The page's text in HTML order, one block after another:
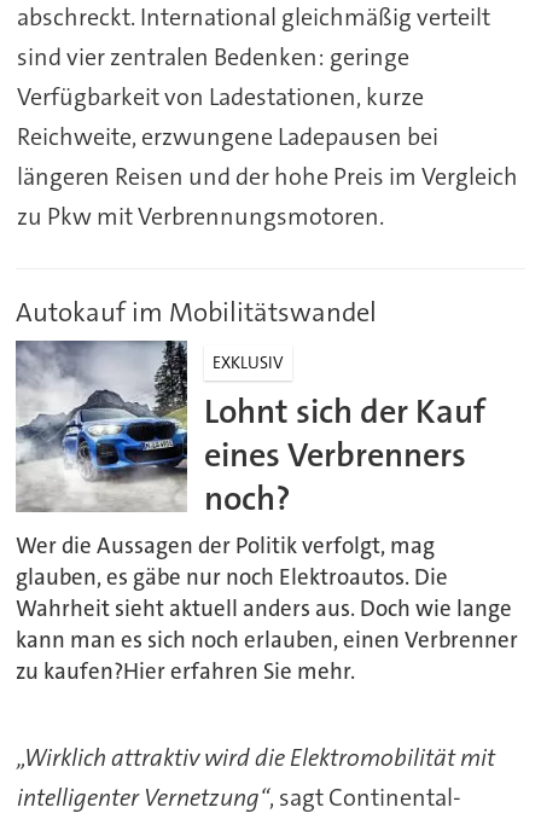
abschreckt. International gleichmäßig verteilt
sind vier zentralen Bedenken: geringe
Verfügbarkeit von Ladestationen, kurze
Reichweite, erzwungene Ladepausen bei
längeren Reisen und der hohe Preis im Vergleich
zu Pkw mit Verbrennungsmotoren.
Autokauf im Mobilitätswandel
EXKLUSIV
Lohnt sich der Kauf
eines Verbrenners
noch?
Wer die Aussagen der Politik verfolgt, mag
glauben, es gäbe nur noch Elektroautos. Die
Wahrheit sieht aktuell anders aus. Doch wie lange
kann man es sich noch erlauben, einen Verbrenner
zu kaufen?Hier erfahren Sie mehr.
„Wirklich attraktiv wird die Elektromobilität mit
intelligenter Vernetzung“, sagt Continental-